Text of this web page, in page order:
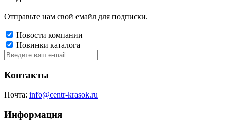
Отправьте нам свой емайл для подписки.
Новости компании
Новинки каталога
Контакты
Почта: info@centr-krasok.ru
Информация